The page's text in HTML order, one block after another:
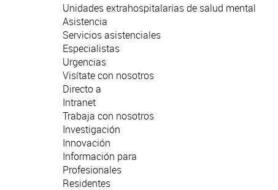
Unidades extrahospitalarias de salud mental
Asistencia
Servicios asistenciales
Especialistas
Urgencias
Visítate con nosotros
Directo a
Intranet
Trabaja con nosotros
Investigación
Innovación
Información para
Profesionales
Residentes